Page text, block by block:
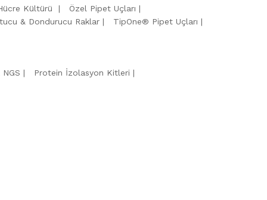
Kültürü
Özel Pipet Uçları
& Dondurucu Raklar
TipOne® Pipet Uçları
Protein İzolasyon Kitleri